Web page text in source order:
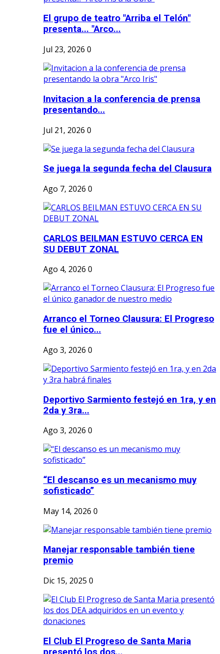
El grupo de teatro "Arriba el Telón"
presenta... "Arco...
Jul 23, 2026 0
Invitacion a la conferencia de prensa
presentando...
Jul 21, 2026 0
Se juega la segunda fecha del Clausura
Ago 7, 2026 0
CARLOS BEILMAN ESTUVO CERCA EN
SU DEBUT ZONAL
Ago 4, 2026 0
Arranco el Torneo Clausura: El Progreso
fue el único...
Ago 3, 2026 0
Deportivo Sarmiento festejó en 1ra, y en
2da y 3ra...
Ago 3, 2026 0
“El descanso es un mecanismo muy
sofisticado”
May 14, 2026 0
Manejar responsable también tiene
premio
Dic 15, 2025 0
El Club El Progreso de Santa Maria